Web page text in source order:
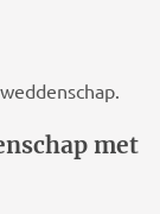
met